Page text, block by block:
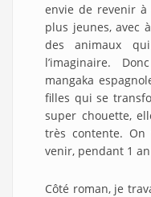
envie de revenir à
plus jeunes, avec
des animaux
l’imaginaire.
mangaka
filles qui se
super chouette,
très contente. On
venir, pendant 1
Côté roman, je